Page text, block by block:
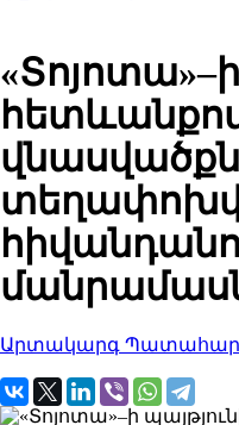
Արտակարգ Պատահար